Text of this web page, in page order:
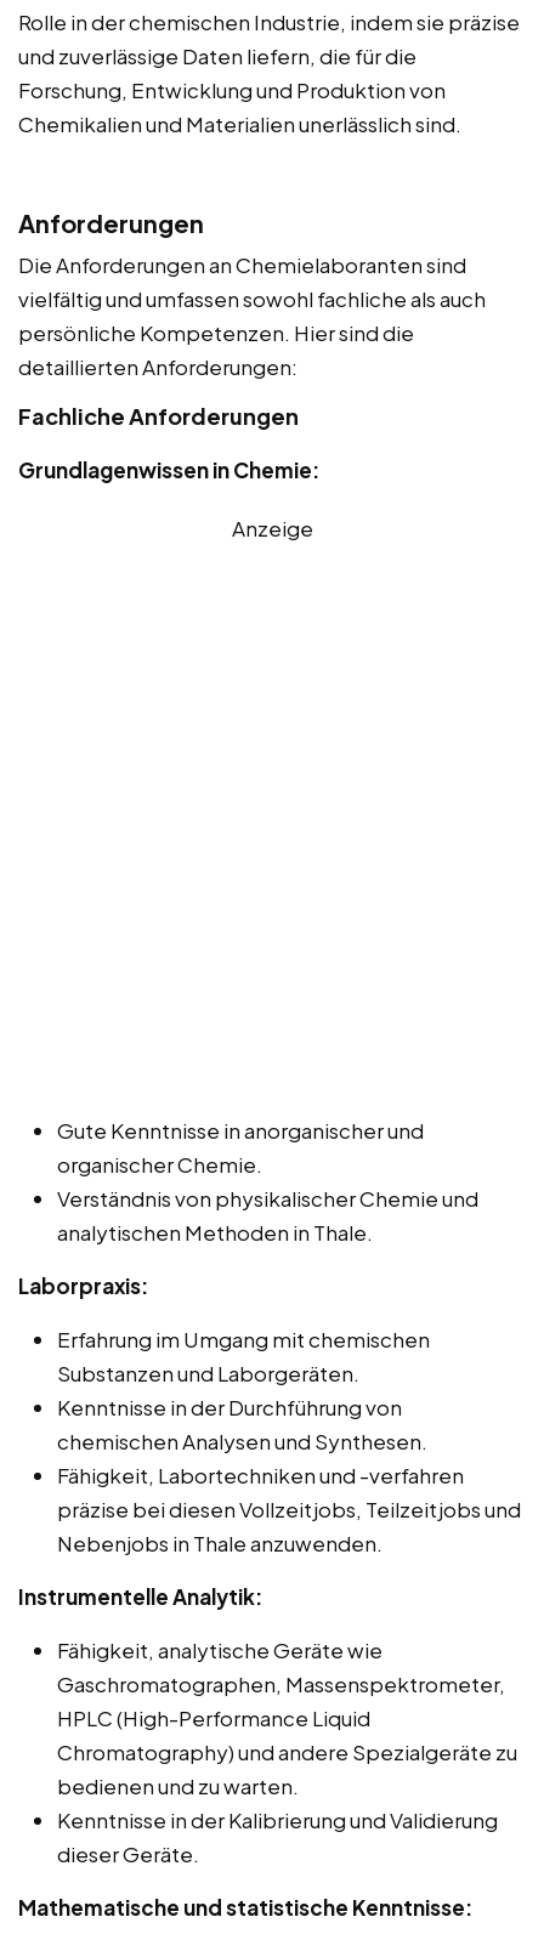
Rolle in der chemischen Industrie, indem sie präzise
und zuverlässige Daten liefern, die für die
Forschung, Entwicklung und Produktion von
Chemikalien und Materialien unerlässlich sind.
Anforderungen
Die Anforderungen an Chemielaboranten sind
vielfältig und umfassen sowohl fachliche als auch
persönliche Kompetenzen. Hier sind die
detaillierten Anforderungen:
Fachliche Anforderungen
Grundlagenwissen in Chemie:
Anzeige
Gute Kenntnisse in anorganischer und
organischer Chemie.
Verständnis von physikalischer Chemie und
analytischen Methoden in Thale.
Laborpraxis:
Erfahrung im Umgang mit chemischen
Substanzen und Laborgeräten.
Kenntnisse in der Durchführung von
chemischen Analysen und Synthesen.
Fähigkeit, Labortechniken und -verfahren
präzise bei diesen Vollzeitjobs, Teilzeitjobs und
Nebenjobs in Thale anzuwenden.
Instrumentelle Analytik:
Fähigkeit, analytische Geräte wie
Gaschromatographen, Massenspektrometer,
HPLC (High-Performance Liquid
Chromatography) und andere Spezialgeräte zu
bedienen und zu warten.
Kenntnisse in der Kalibrierung und Validierung
dieser Geräte.
Mathematische und statistische Kenntnisse: